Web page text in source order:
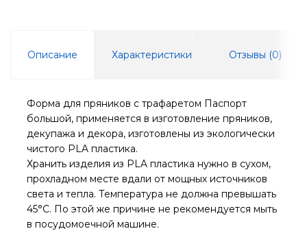
Описание Характеристики Отзывы (0)
Форма для пряников с трафаретом Паспорт
большой, применяется в изготовление пряников,
декупажа и декора, изготовлены из экологически
чистого PLA пластика.
Хранить изделия из PLA пластика нужно в сухом,
прохладном месте вдали от мощных источников
света и тепла. Температура не должна превышать
45°С. По этой же причине не рекомендуется мыть
в посудомоечной машине.